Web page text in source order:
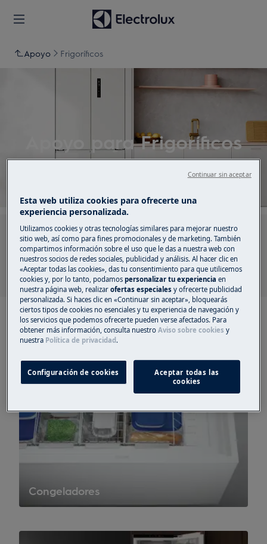
Apoyo Frigoríficos
Apoyo para Frigoríficos
Busca entre nuestros artículos de soporte
Congeladores
Esta web utiliza cookies para ofrecerte una
experiencia personalizada.
Utilizamos cookies y otras tecnologías similares para mejorar nuestro
sitio web, así como para fines promocionales y de marketing. También
compartimos información sobre el uso que le das a nuestra web con
nuestros socios de redes sociales, publicidad y análisis. Al hacer clic en
«Aceptar todas las cookies», das tu consentimiento para que utilicemos
cookies y, por lo tanto, podamospersonalizar tu experienciaen
nuestra página web, realizarofertas especiales y ofrecerte publicidad
personalizada. Si haces clic en «Continuar sin aceptar», bloquearás
ciertos tipos de cookies no esenciales y tu experiencia de navegación y
los servicios que podemos ofrecerte pueden verse afectados. Para
obtener más información, consulta nuestroAviso sobre cookies y
nuestra Política de privacidad.
Configuración de cookies
Aceptar todas las
cookies
Continuar sin aceptar